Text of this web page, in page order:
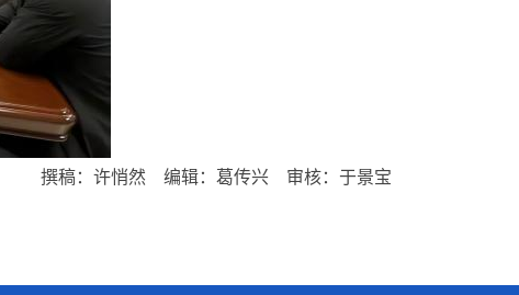
撰稿：许悄然 编辑：葛传兴 审核：于景宝